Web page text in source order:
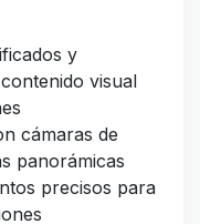
y
visual
cámaras de
panorámicas
precisos para